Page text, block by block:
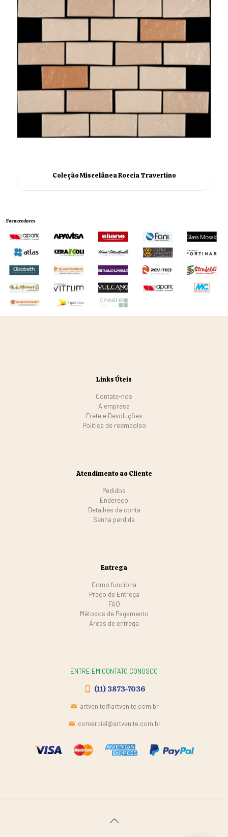
Coleção Miscelânea Roccia Travertino
Links Úteis
Contate-nos
A empresa
Frete e Devoluções
Politica de reembolso
Atendimento ao Cliente
Pedidos
Endereço
Detalhes da conta
Senha perdida
Entrega
Como funciona
Preço de Entrega
FAQ
Métodos de Pagamento
Áreas de entrega
ENTRE EM CONTATO CONOSCO
(11) 3873-7036
artvenite@artvenite.com.br
comercial@artvenite.com.br